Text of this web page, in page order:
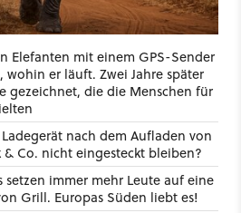
Elefanten mit einem GPS-Sender
wohin er läuft. Zwei Jahre später
gezeichnet, die die Menschen für
nach dem Aufladen von
Co. nicht eingesteckt bleiben?
setzen immer mehr Leute auf eine
Grill. Europas Süden liebt es!